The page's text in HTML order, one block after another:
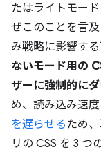
たはライトモー
ぜこのことを言
み戦略に影響する
ないモード用の
ザーに強制的に
め、読み込み速
を遅らせる ため
リの CSS を 3 つ